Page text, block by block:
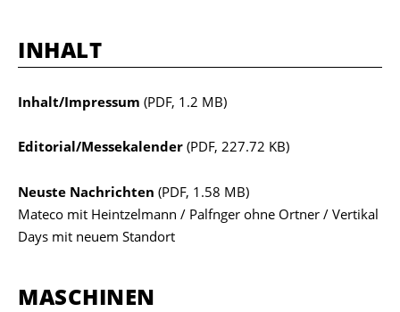
INHALT
Inhalt/Impressum (PDF, 1.2 MB)
Editorial/Messekalender (PDF, 227.72 KB)
Neuste Nachrichten (PDF, 1.58 MB)
Mateco mit Heintzelmann / Palfnger ohne Ortner / Vertikal
Days mit neuem Standort
MASCHINEN